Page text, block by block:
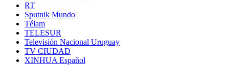
RT
Sputnik Mundo
Télam
TELESUR
Televisión Nacional Uruguay
TV CIUDAD
XINHUA Español